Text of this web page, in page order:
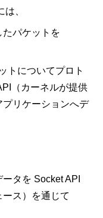
、
たパケットを
トについてプロト
（カーネルが提供
リケーションへデ
タを Socket API
ース）を通じて